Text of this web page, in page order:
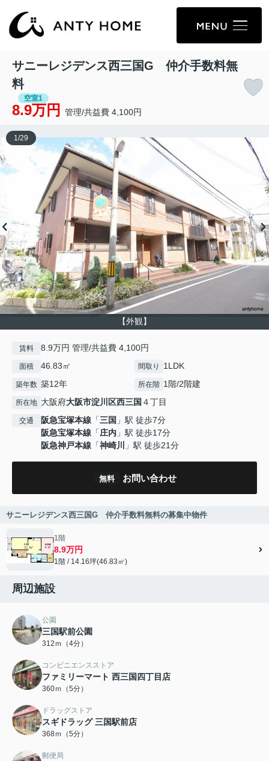
サニーレジデンス西三国G 仲介手数料無
料
空室1
8.9万円 管理/共益費 4,100円
【外観】
1 /29
賃料 8.9万円 管理/共益費 4,100円
面積 46.83㎡ 間取り 1LDK
築年数 築12年 所在階 1階/2階建
所在地 大阪府大阪市淀川区西三国 ４丁目
交通 阪急宝塚本線 「三国 」駅 徒歩7分
阪急宝塚本線 「庄内 」駅 徒歩17分
阪急神戸本線 「神崎川 」駅 徒歩21分
無料 お問い合わせ
サニーレジデンス西三国G 仲介手数料無料の募集中物件
1階
8.9万円
1階 / 14.16坪(46.83㎡)
周辺施設
公園
三国駅前公園
312ｍ（4分）
コンビニエンスストア
ファミリーマート 西三国四丁目店
360ｍ（5分）
ドラッグストア
スギドラッグ 三国駅前店
368ｍ（5分）
郵便局